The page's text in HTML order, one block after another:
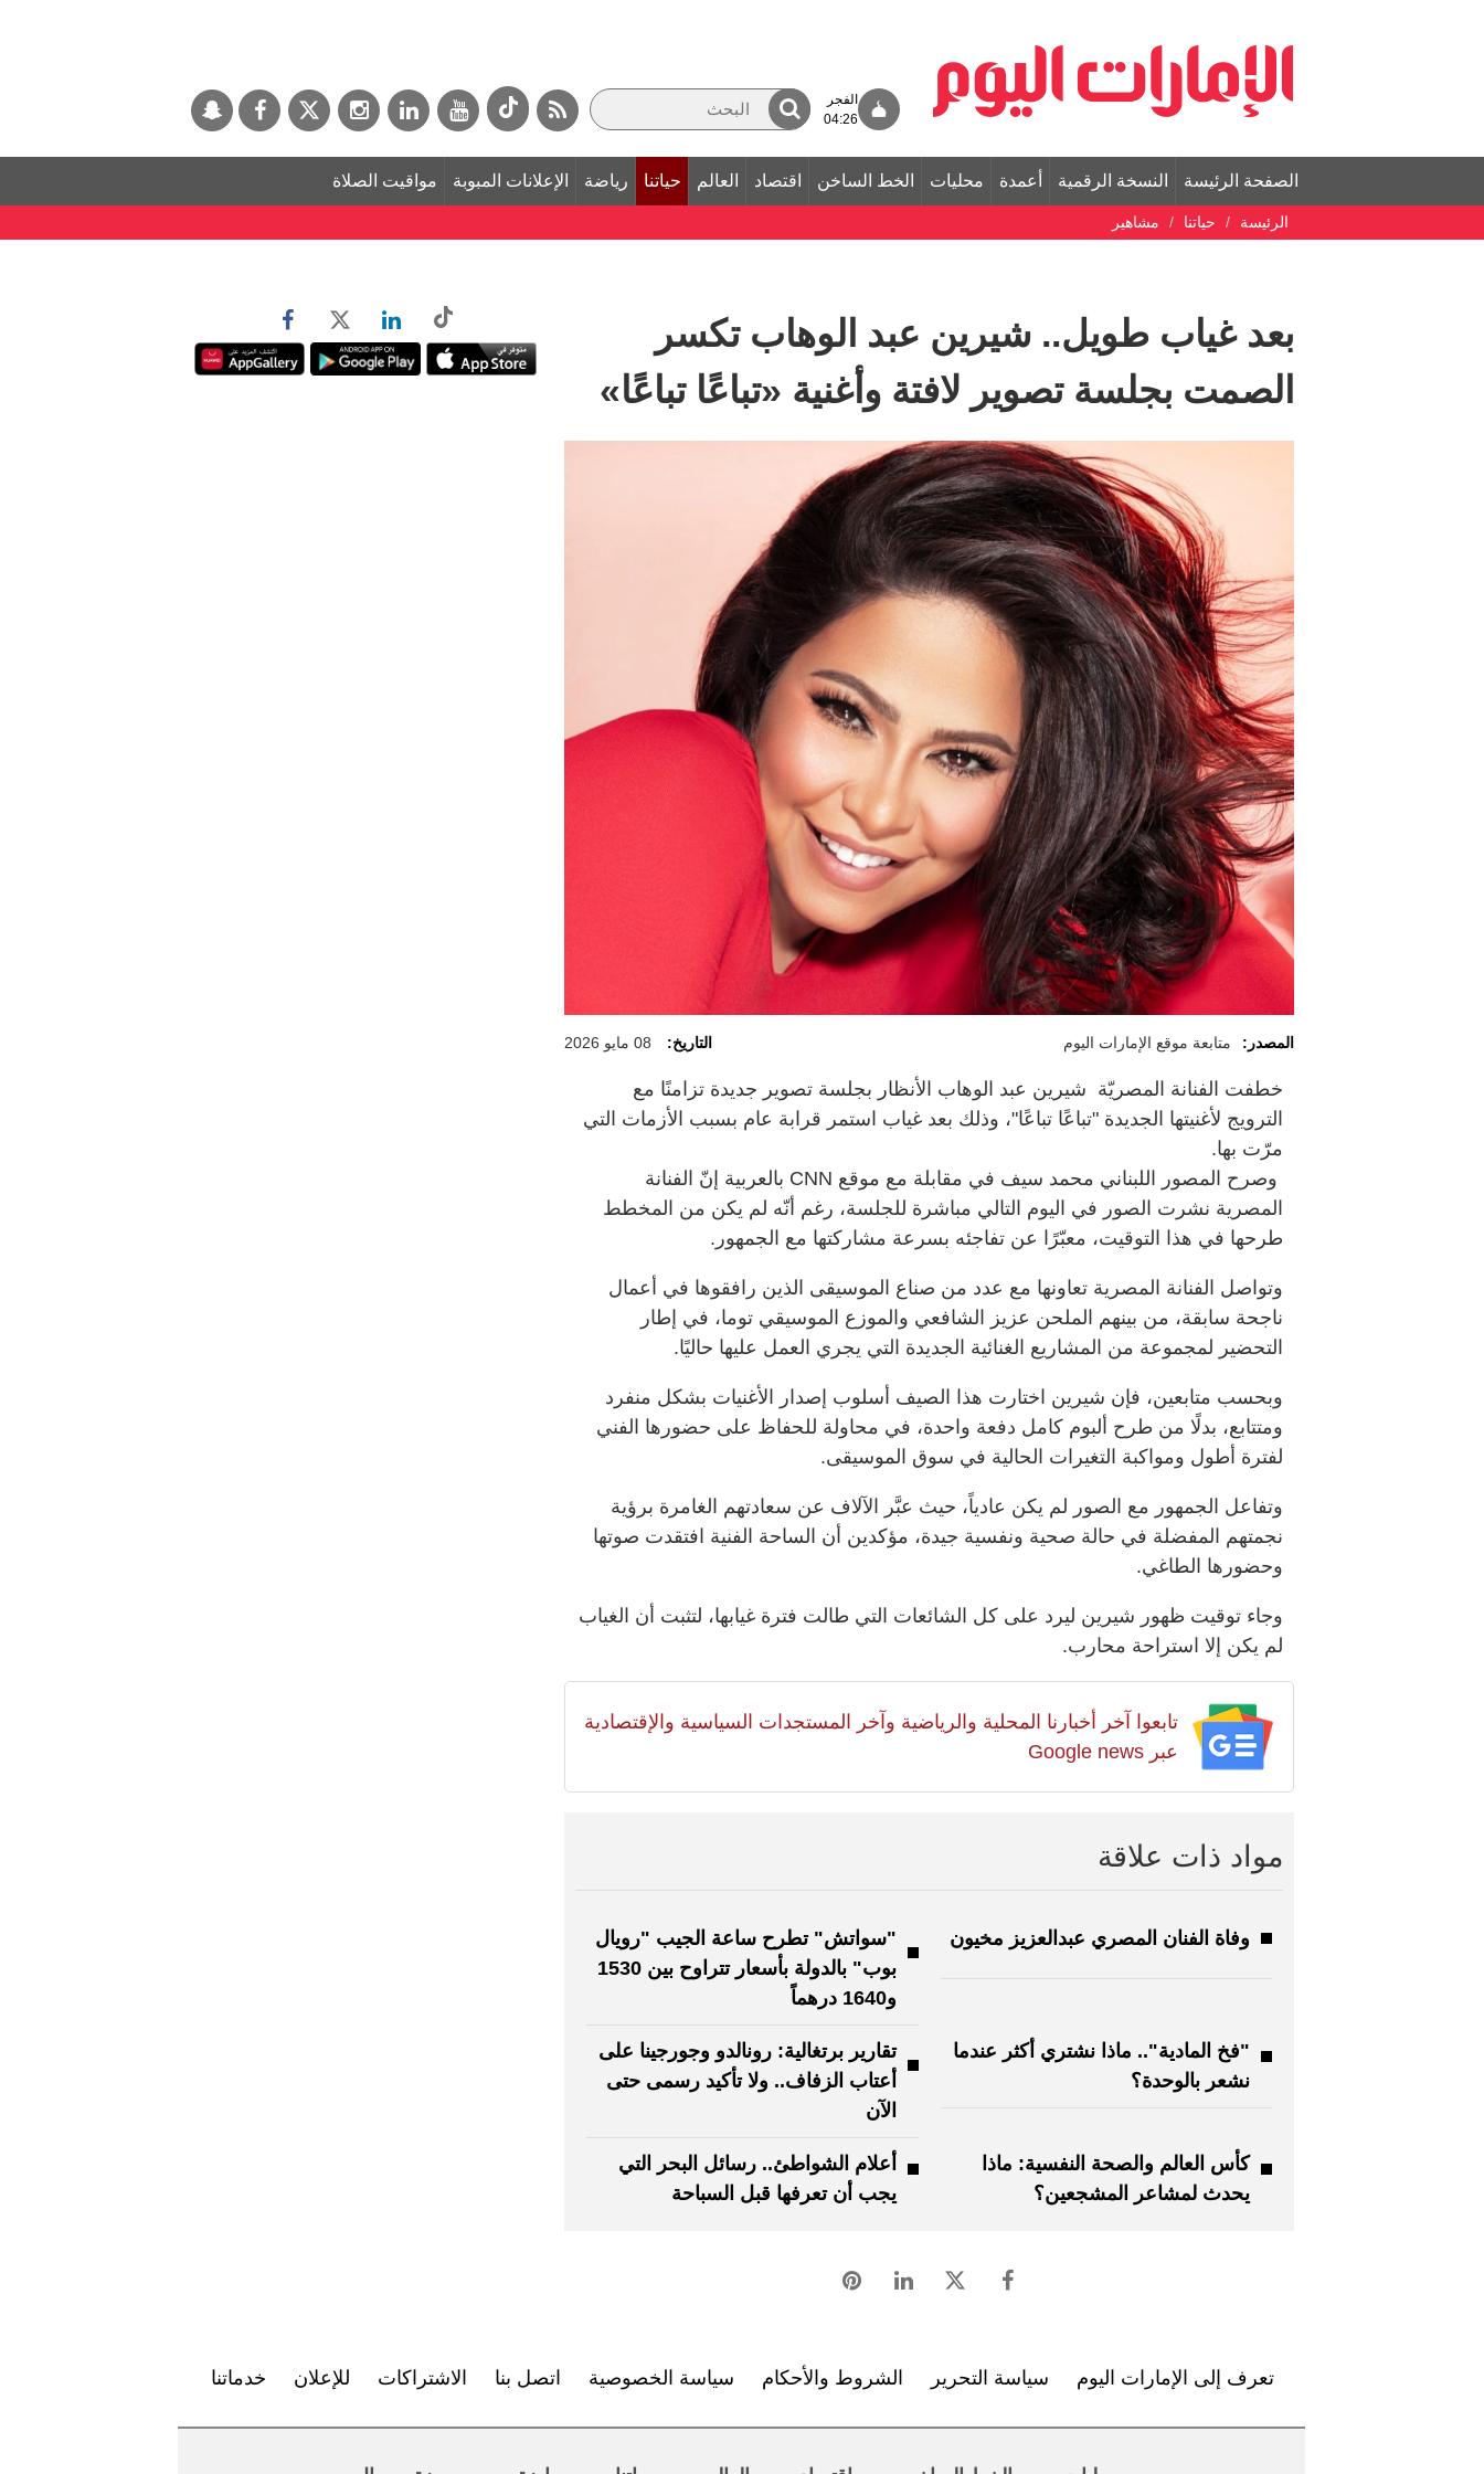
الفجر
04:26
الصفحة الرئيسة النسخة الرقمية أعمدة محليات الخط الساخن اقتصاد العالم حياتنا رياضة الإعلانات المبوبة مواقيت الصلاة
الرئيسة حياتنا مشاهير
بعد غياب طويل.. شيرين عبد الوهاب تكسر
الصمت بجلسة تصوير لافتة وأغنية «تباعًا تباعًا»
المصدر: متابعة موقع الإمارات اليوم التاريخ: 08 مايو 2026
خطفت الفنانة المصريّة شيرين عبد الوهاب الأنظار بجلسة تصوير جديدة تزامنًا مع
الترويج لأغنيتها الجديدة "تباعًا تباعًا"، وذلك بعد غياب استمر قرابة عام بسبب الأزمات التي
مرّت بها.
وصرح المصور اللبناني محمد سيف في مقابلة مع موقع CNN بالعربية إنّ الفنانة
المصرية نشرت الصور في اليوم التالي مباشرة للجلسة، رغم أنّه لم يكن من المخطط
طرحها في هذا التوقيت، معبّرًا عن تفاجئه بسرعة مشاركتها مع الجمهور.
وتواصل الفنانة المصرية تعاونها مع عدد من صناع الموسيقى الذين رافقوها في أعمال
ناجحة سابقة، من بينهم الملحن عزيز الشافعي والموزع الموسيقي توما، في إطار
التحضير لمجموعة من المشاريع الغنائية الجديدة التي يجري العمل عليها حاليًا.
وبحسب متابعين، فإن شيرين اختارت هذا الصيف أسلوب إصدار الأغنيات بشكل منفرد
ومتتابع، بدلًا من طرح ألبوم كامل دفعة واحدة، في محاولة للحفاظ على حضورها الفني
لفترة أطول ومواكبة التغيرات الحالية في سوق الموسيقى.
وتفاعل الجمهور مع الصور لم يكن عادياً، حيث عبَّر الآلاف عن سعادتهم الغامرة برؤية
نجمتهم المفضلة في حالة صحية ونفسية جيدة، مؤكدين أن الساحة الفنية افتقدت صوتها
وحضورها الطاغي.
وجاء توقيت ظهور شيرين ليرد على كل الشائعات التي طالت فترة غيابها، لتثبت أن الغياب
لم يكن إلا استراحة محارب.
تابعوا آخر أخبارنا المحلية والرياضية وآخر المستجدات السياسية والإقتصادية
عبر Google news
مواد ذات علاقة
وفاة الفنان المصري عبدالعزيز مخيون
"سواتش" تطرح ساعة الجيب "رويال
بوب" بالدولة بأسعار تتراوح بين 1530
و1640 درهماً
"فخ المادية".. ماذا نشتري أكثر عندما
نشعر بالوحدة؟
تقارير برتغالية: رونالدو وجورجينا على
أعتاب الزفاف.. ولا تأكيد رسمى حتى
الآن
كأس العالم والصحة النفسية: ماذا
يحدث لمشاعر المشجعين؟
أعلام الشواطئ.. رسائل البحر التي
يجب أن تعرفها قبل السباحة
تعرف إلى الإمارات اليوم سياسة التحرير الشروط والأحكام سياسة الخصوصية اتصل بنا الاشتراكات للإعلان خدماتنا